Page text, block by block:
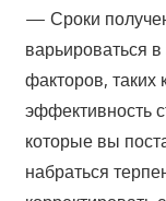
— Сроки
варьироваться
факторов, таких
эффективность
которые вы
набраться